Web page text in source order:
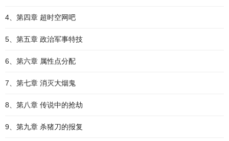
4、第四章 超时空网吧
5、第五章 政治军事特技
6、第六章 属性点分配
7、第七章 消灭大烟鬼
8、第八章 传说中的抢劫
9、第九章 杀猪刀的报复